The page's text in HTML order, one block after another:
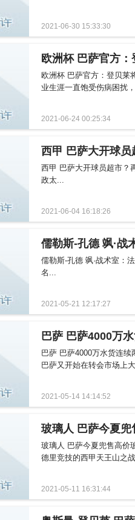
2021-06-30 15:33:30
欧洲杯 巴萨官方
欧洲杯 巴萨官方：登贝莱
业生涯一直饱受伤病困扰
2021-06-24 00:25:34
西甲 巴萨大开球
西甲 巴萨大开球员超市？
政太...
2021-06-04 16:18:26
儒勒斯-孔德 飒·战术室：
名...
2021-05-21 12:17:27
巴萨 巴萨4000万水货连续
巴萨又开始在转会市场上
2021-05-14 14:14:52
玻璃人 巴萨今夏兜售高价
德里竞技的西甲天王山之
2021-05-11 16:31:44